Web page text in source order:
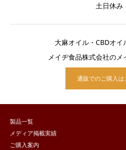
土日休み
大麻オイル・CBDオイ
メイヂ食品株式会社の
通販でのご購入は
製品一覧
メディア掲載実績
ご購入案内